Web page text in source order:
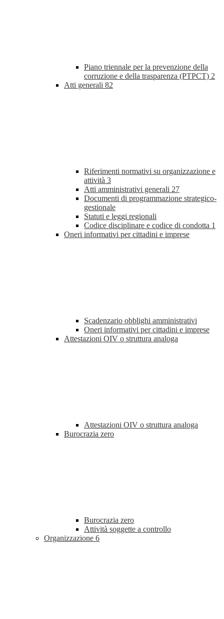
Piano triennale per la prevenzione della
corruzione e della trasparenza (PTPCT) 2
Atti generali 82
Riferimenti normativi su organizzazione e
attività 3
Atti amministrativi generali 27
Documenti di programmazione strategico-
gestionale
Statuti e leggi regionali
Codice disciplinare e codice di condotta 1
Oneri informativi per cittadini e imprese
Scadenzario obblighi amministrativi
Oneri informativi per cittadini e imprese
Attestazioni OIV o struttura analoga
Attestazioni OIV o struttura analoga
Burocrazia zero
Burocrazia zero
Attività soggette a controllo
Organizzazione 6